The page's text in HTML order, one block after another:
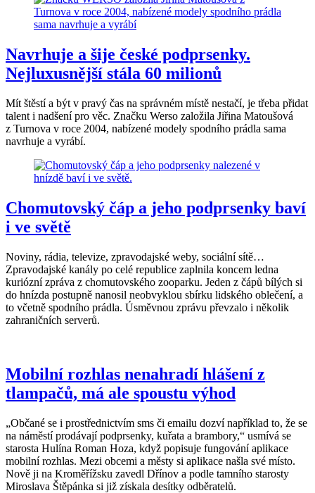
Navrhuje a šije české podprsenky.
Nejluxusnější stála 60 milionů
Mít štěstí a být v pravý čas na správném místě nestačí, je třeba přidat
talent i nadšení pro věc. Značku Werso založila Jiřina Matoušová
z Turnova v roce 2004, nabízené modely spodního prádla sama
navrhuje a vyrábí.
Chomutovský čáp a jeho podprsenky baví
i ve světě
Noviny, rádia, televize, zpravodajské weby, sociální sítě…
Zpravodajské kanály po celé republice zaplnila koncem ledna
kuriózní zpráva z chomutovského zooparku. Jeden z čápů bílých si
do hnízda postupně nanosil neobvyklou sbírku lidského oblečení, a
to včetně spodního prádla. Úsměvnou zprávu převzalo i několik
zahraničních serverů.
Mobilní rozhlas nenahradí hlášení z
tlampačů, má ale spoustu výhod
„Občané se i prostřednictvím sms či emailu dozví například to, že se
na náměstí prodávají podprsenky, kuřata a brambory,“ usmívá se
starosta Hulína Roman Hoza, když popisuje fungování aplikace
mobilní rozhlas. Mezi obcemi a městy si aplikace našla své místo.
Nově ji na Kroměřížsku zavedl Dřínov a podle tamního starosty
Miroslava Štěpánka si již získala desítky odběratelů.